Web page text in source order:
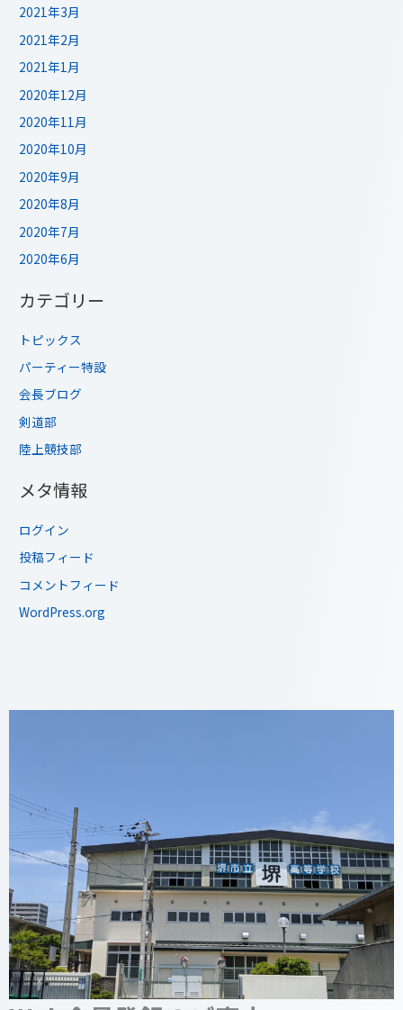
2021年3月
2021年2月
2021年1月
2020年12月
2020年11月
2020年10月
2020年9月
2020年8月
2020年7月
2020年6月
カテゴリー
トピックス
パーティー特設
会長ブログ
剣道部
陸上競技部
メタ情報
ログイン
投稿フィード
コメントフィード
WordPress.org